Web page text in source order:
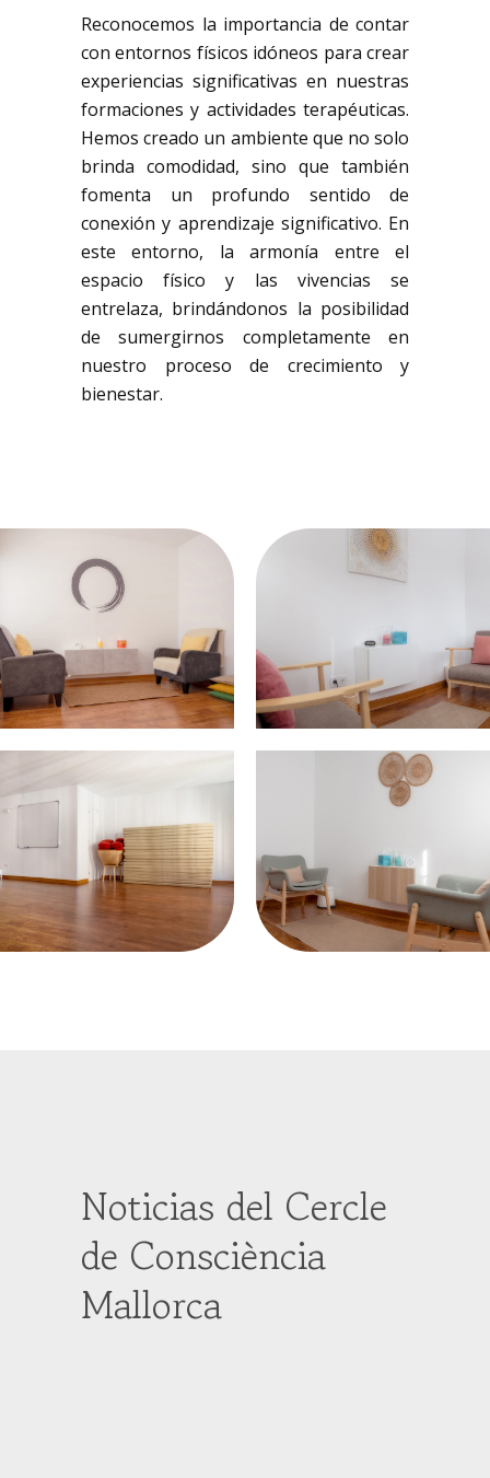
Reconocemos la importancia de contar
con entornos físicos idóneos para crear
experiencias significativas en nuestras
formaciones y actividades terapéuticas.
Hemos creado un ambiente que no solo
brinda comodidad, sino que también
fomenta un profundo sentido de
conexión y aprendizaje significativo. En
este entorno, la armonía entre el
espacio físico y las vivencias se
entrelaza, brindándonos la posibilidad
de sumergirnos completamente en
nuestro proceso de crecimiento y
bienestar.
Noticias del Cercle
de Consciència
Mallorca